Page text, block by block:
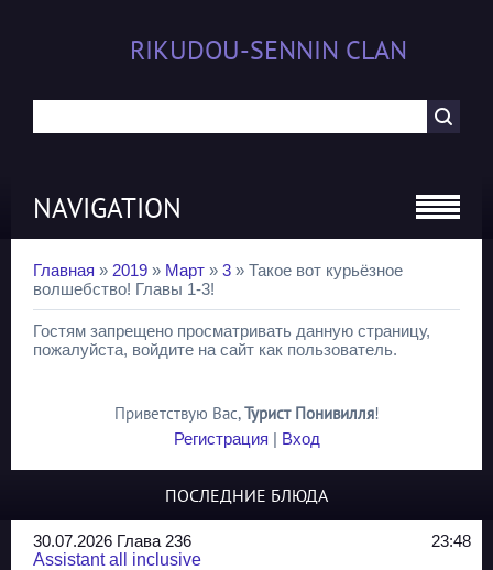
RIKUDOU-SENNIN CLAN
NAVIGATION
Главная » 2019 » Март » 3 » Такое вот курьёзное
волшебство! Главы 1-3!
Гостям запрещено просматривать данную страницу,
пожалуйста, войдите на сайт как пользователь.
Приветствую Вас,Турист Понивилля!
Регистрация | Вход
ПОСЛЕДНИЕ БЛЮДА
30.07.2026 Глава 236
23:48
Assistant all inclusive